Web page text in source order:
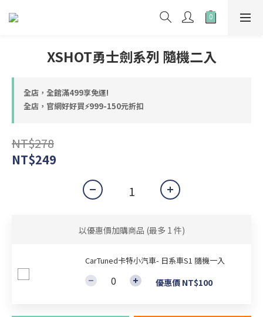
XSHOT勇士劍系列 隨機二入
全店，全館滿499享免運!
全店，官網好好買⚡999-150元折扣
NT$278
NT$249
以優惠價加購商品 (最多 1 件)
CarTuned卡特小汽車- 日系車S1 隨機一入
優惠價 NT$100